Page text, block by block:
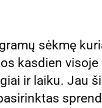
sėkmę
kasdien
ir laiku. Jau